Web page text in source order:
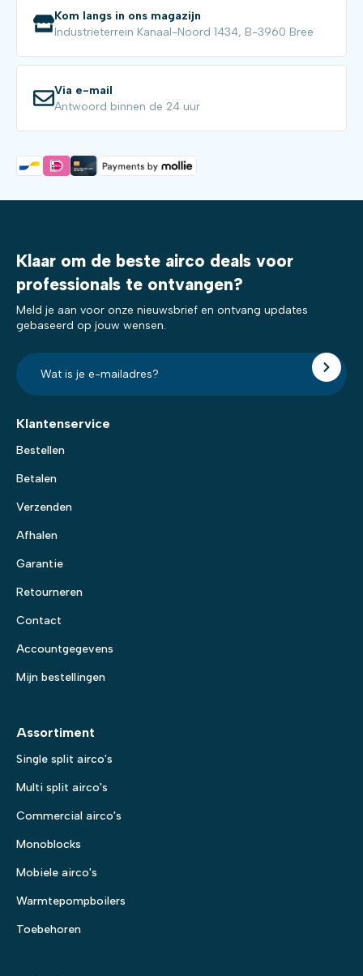
Kom langs in ons magazijn
Industrieterrein Kanaal-Noord 1434, B-3960 Bree
Via e-mail
Antwoord binnen de 24 uur
Klaar om de beste airco deals voor
professionals te ontvangen?
Meld je aan voor onze nieuwsbrief en ontvang updates
gebaseerd op jouw wensen.
E-
mailadres?
*
Klantenservice
Bestellen
Betalen
Verzenden
Afhalen
Garantie
Retourneren
Contact
Accountgegevens
Mijn bestellingen
Assortiment
Single split airco's
Multi split airco's
Commercial airco's
Monoblocks
Mobiele airco's
Warmtepompboilers
Toebehoren